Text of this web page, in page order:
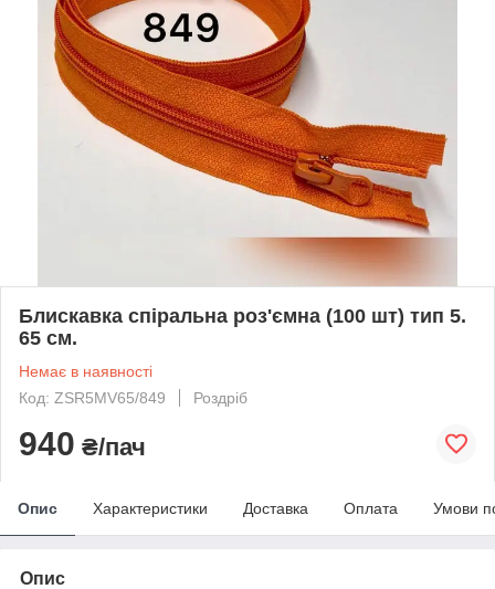
Блискавка спіральна роз'ємна (100 шт) тип 5.
65 см.
Немає в наявності
Код: ZSR5MV65/849
Роздріб
940 ₴/пач
Опис Характеристики Доставка Оплата Умови
Опис